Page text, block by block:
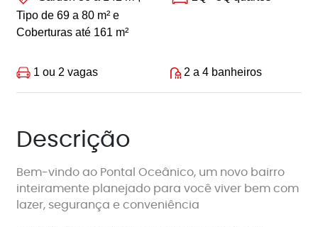
Tipo de 69 a 80 m² e
Coberturas até 161 m²
1 ou 2 vagas 2 a 4 banheiros
Descrição
Bem-vindo ao Pontal Oceânico, um novo bairro
inteiramente planejado para você viver bem com
lazer, segurança e conveniência